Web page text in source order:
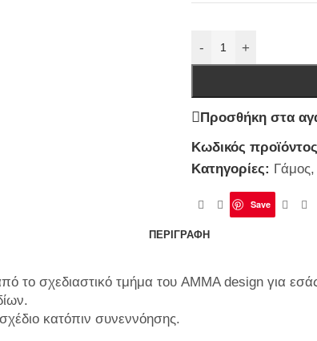
- +
Προσθήκη στα
Κωδικός
Κατηγορίες: Γάμος,
Save
ΠΕΡΙΓΡΑΦΉ
το σχεδιαστικό τμήμα του AMMA design για
κατόπιν συνεννόησης.